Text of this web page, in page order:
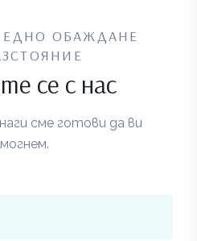
ОБАЖДАНЕ
се с нас
сме готови да ви